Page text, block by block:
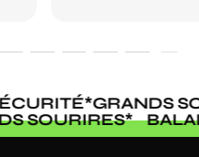
*GRANDS
SOURIRES*